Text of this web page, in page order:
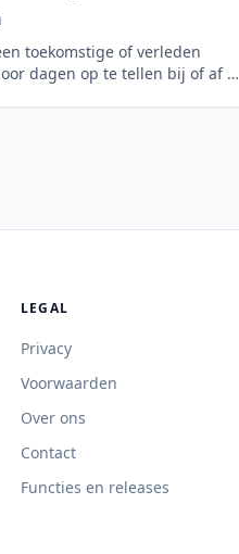
toekomstige of verleden
dagen op te tellen bij of af te
LEGAL
Privacy
Voorwaarden
Over ons
Contact
Functies en releases